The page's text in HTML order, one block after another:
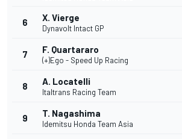
6 X. Vierge
Dynavolt Intact GP
7 F. Quartararo
(+)Ego - Speed Up Racing
8 A. Locatelli
Italtrans Racing Team
9 T. Nagashima
Idemitsu Honda Team Asia